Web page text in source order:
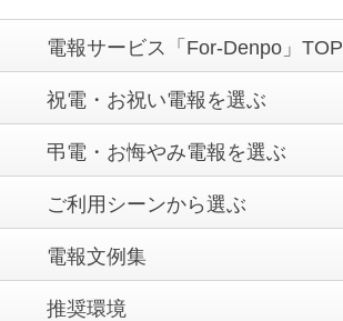
電報サービス「For-Denpo」TOP
祝電・お祝い電報を選ぶ
弔電・お悔やみ電報を選ぶ
ご利用シーンから選ぶ
電報文例集
推奨環境